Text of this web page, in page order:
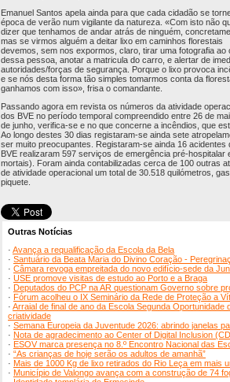
Emanuel Santos apela ainda para que cada cidadão se
época de verão num vigilante da natureza. «Com isto não
dizer que tenhamos de andar atrás de ninguém,
mas se virmos alguém a deitar lixo em caminhos florestais
devemos, sem nos expormos, claro, tirar uma fotografia ao
dessa pessoa, anotar a matricula do carro, e alertar de
autoridades/forças de segurança. Porque o lixo provoca
e se nós desta forma tão simples tomarmos conta da
ganhamos com isso», frisa o comandante.
Passando agora em revista os números da atividade
dos BVE no período temporal compreendido entre 26 de
de junho, verifica-se e no que concerne a incêndios, que
Ao longo destes 30 dias registaram-se ainda sete
ser muito preocupantes. Registaram-se ainda 16
BVE realizaram 597 serviços de emergência pré-
mortais). Foram ainda contabilizadas cerca de 100 outras
de atividade operacional um total de 30.518 quilómetros,
piquete.
Outras Notícias
· Avança a requalificação da Escola da Bela
· Santuário da Beata Maria do Divino Coração -
· Câmara revoga empreitada do novo edifício-sede da
· USE promove visitas de estudo ao Porto e a Braga
· Deputados do PCP na AR questionam Governo sobre
· Fórum acolheu o IX Seminário da Rede de Proteção a
· Arraial de final de ano da Escola Segunda Oportunidade
criatividade
· Semana Europeia da Juventude 2026: abrindo janelas
· Nota de agradecimento ao Center of Digital Inclusion
· ESOV marca presença no 8.º Encontro Nacional das
· “As crianças de hoje serão os adultos de amanhã”
· Mais de 1000 Kg de lixo retirados do Rio Leça em mais
· Município de Valongo avança com a construção de 74